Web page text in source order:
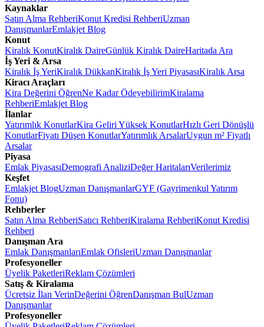
Kaynaklar
Satın Alma RehberiKonut Kredisi RehberiUzman
DanışmanlarEmlakjet Blog
Konut
Kiralık KonutKiralık DaireGünlük Kiralık DaireHaritada Ara
İş Yeri & Arsa
Kiralık İş YeriKiralık DükkanKiralık İş Yeri PiyasasıKiralık Arsa
Kiracı Araçları
Kira Değerini ÖğrenNe Kadar ÖdeyebilirimKiralama
RehberiEmlakjet Blog
İlanlar
Yatırımlık KonutlarKira Geliri Yüksek KonutlarHızlı Geri Dönüşlü
KonutlarFiyatı Düşen KonutlarYatırımlık ArsalarUygun m² Fiyatlı
Arsalar
Piyasa
Emlak PiyasasıDemografi AnaliziDeğer HaritalarıVerilerimiz
Keşfet
Emlakjet BlogUzman DanışmanlarGYF (Gayrimenkul Yatırım
Fonu)
Rehberler
Satın Alma RehberiSatıcı RehberiKiralama RehberiKonut Kredisi
Rehberi
Danışman Ara
Emlak DanışmanlarıEmlak OfisleriUzman Danışmanlar
Profesyoneller
Üyelik PaketleriReklam Çözümleri
Satış & Kiralama
Ücretsiz İlan VerinDeğerini ÖğrenDanışman BulUzman
Danışmanlar
Profesyoneller